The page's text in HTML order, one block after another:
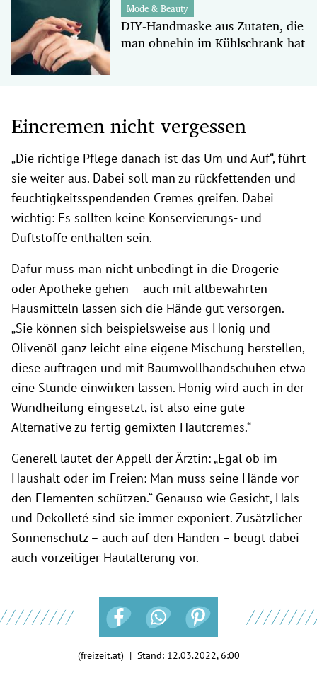
Mode & Beauty
DIY-Handmaske aus Zutaten, die
man ohnehin im Kühlschrank hat
Eincremen nicht vergessen
„Die richtige Pflege danach ist das Um und Auf“, führt
sie weiter aus. Dabei soll man zu rückfettenden und
feuchtigkeitsspendenden Cremes greifen. Dabei
wichtig: Es sollten keine Konservierungs- und
Duftstoffe enthalten sein.
Dafür muss man nicht unbedingt in die Drogerie
oder Apotheke gehen – auch mit altbewährten
Hausmitteln lassen sich die Hände gut versorgen.
„Sie können sich beispielsweise aus Honig und
Olivenöl ganz leicht eine eigene Mischung herstellen,
diese auftragen und mit Baumwollhandschuhen etwa
eine Stunde einwirken lassen. Honig wird auch in der
Wundheilung eingesetzt, ist also eine gute
Alternative zu fertig gemixten Hautcremes.“
Generell lautet der Appell der Ärztin: „Egal ob im
Haushalt oder im Freien: Man muss seine Hände vor
den Elementen schützen.“ Genauso wie Gesicht, Hals
und Dekolleté sind sie immer exponiert. Zusätzlicher
Sonnenschutz – auch auf den Händen – beugt dabei
auch vorzeitiger Hautalterung vor.
(freizeit.at) | Stand: 12.03.2022, 6:00